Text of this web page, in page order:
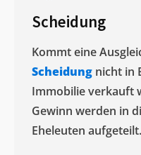
Scheidung
Kommt eine
Scheidung nicht in
Immobilie verkauft
Gewinn werden in
Eheleuten aufgeteilt.​